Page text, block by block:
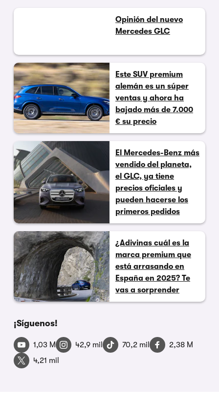
Opinión del nuevo
Mercedes GLC
Este SUV premium
alemán es un súper
ventas y ahora ha
bajado más de 7.000
€ su precio
El Mercedes-Benz más
vendido del planeta,
el GLC, ya tiene
precios oficiales y
pueden hacerse los
primeros pedidos
¿Adivinas cuál es la
marca premium que
está arrasando en
España en 2025? Te
vas a sorprender
¡Síguenos!
1,03 M 42,9 mil 70,2 mil
2,38 M
4,21 mil